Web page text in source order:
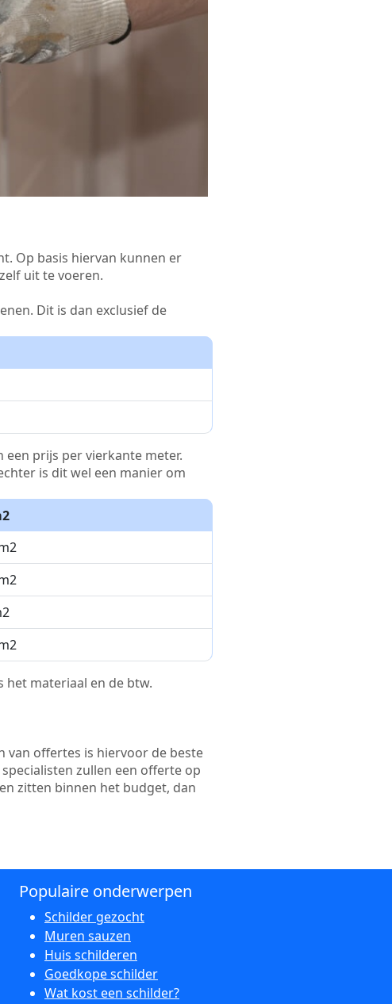
Op basis hiervan kunnen er
uit te voeren.
Dit is dan exclusief de
een prijs per vierkante meter.
is dit wel een manier om
het materiaal en de btw.
van offertes is hiervoor de beste
zullen een offerte op
zitten binnen het budget, dan
Populaire onderwerpen
Schilder gezocht
Muren sauzen
Huis schilderen
Goedkope schilder
Wat kost een schilder?